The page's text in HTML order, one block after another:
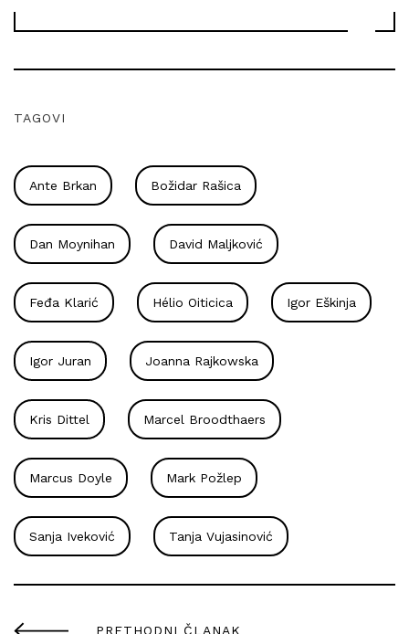
TAGOVI
Ante Brkan Božidar Rašica
Dan Moynihan David Maljković
Feđa Klarić Hélio Oiticica Igor Eškinja
Igor Juran Joanna Rajkowska
Kris Dittel Marcel Broodthaers
Marcus Doyle Mark Požlep
Sanja Iveković Tanja Vujasinović
PRETHODNI ČLANAK